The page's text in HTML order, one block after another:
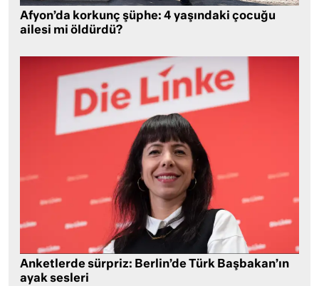
Afyon’da korkunç şüphe: 4 yaşındaki çocuğu
ailesi mi öldürdü?
Anketlerde sürpriz: Berlin’de Türk Başbakan’ın
ayak sesleri